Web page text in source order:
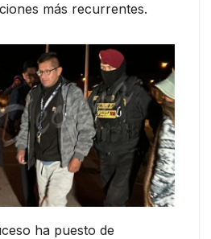
más recurrentes.
ha puesto de